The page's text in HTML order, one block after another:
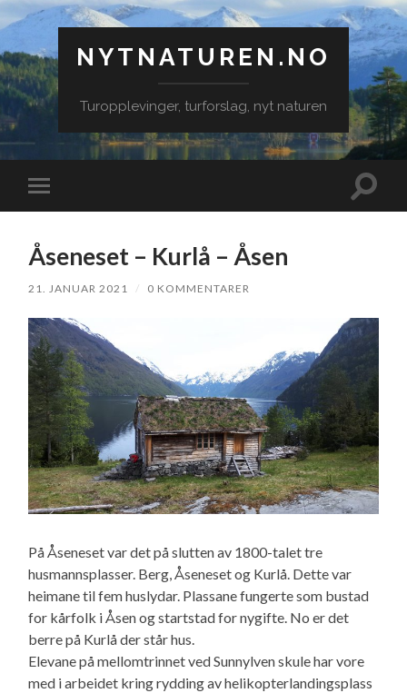
NYTNATUREN.NO
Turopplevinger, turforslag, nyt naturen
Veksle
mobilmeny
Veksle
Åseneset – Kurlå – Åsen
21. JANUAR 2021 / 0 KOMMENTARER
På Åseneset var det på slutten av 1800-talet tre
husmannsplasser. Berg, Åseneset og Kurlå. Dette var
heimane til fem huslydar. Plassane fungerte som bustad
for kårfolk i Åsen og startstad for nygifte. No er det
berre på Kurlå der står hus.
Elevane på mellomtrinnet ved Sunnylven skule har vore
med i arbeidet kring rydding av helikopterlandingsplass